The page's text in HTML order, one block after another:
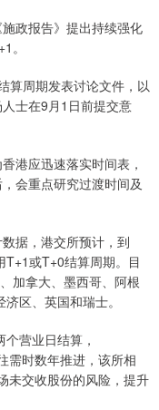
政报告》提出持续强化
。
算周期发表讨论文件，以
士在9月1日前提交意
港应迅速落实时间表，
会重点研究过渡时间及
据，港交所预计，到
或T+0结算周期。目
加拿大、墨西哥、阿根
区、英国和瑞士。
营业日结算，
需时数年推进，该所相
未交收股份的风险，提升